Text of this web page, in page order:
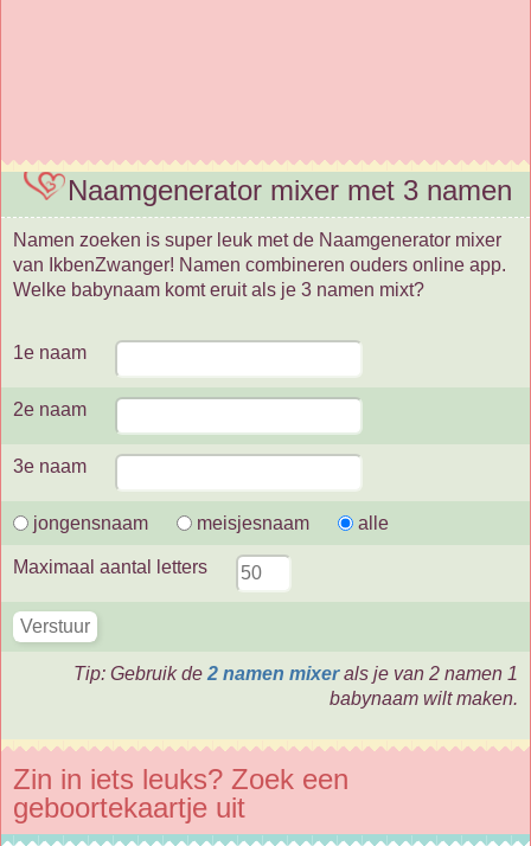
Naamgenerator mixer met 3 namen
Namen zoeken is super leuk met de Naamgenerator mixer
van IkbenZwanger! Namen combineren ouders online app.
Welke babynaam komt eruit als je 3 namen mixt?
1e naam
2e naam
3e naam
jongensnaam meisjesnaam alle
Maximaal aantal letters
Tip: Gebruik de 2 namen mixerals je van 2 namen 1
babynaam wilt maken.
Zin in iets leuks? Zoek een
geboortekaartje uit